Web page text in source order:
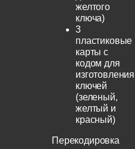
желтого
ключа)
3
пластиковые
карты с
кодом для
изготовления
ключей
(зеленый,
желтый и
красный)
Перекодировка